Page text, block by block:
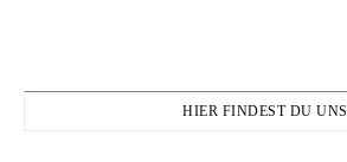
HIER FINDEST DU UNS